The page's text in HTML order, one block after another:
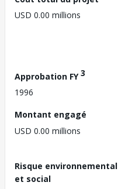
USD 0.00 millions
Approbation FY3
1996
Montant engagé
USD 0.00 millions
Risque environnemental
et social